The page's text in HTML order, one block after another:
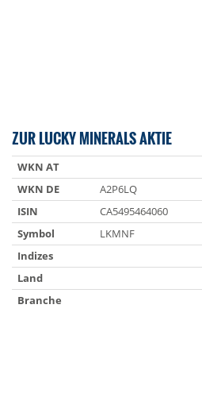
ZUR LUCKY MINERALS AKTIE
WKN AT
WKN DE
A2P6LQ
ISIN
CA5495464060
Symbol
LKMNF
Indizes
Land
Branche